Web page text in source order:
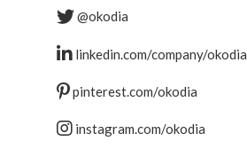
@okodia
linkedin.com/company/okodia
pinterest.com/okodia
instagram.com/okodia